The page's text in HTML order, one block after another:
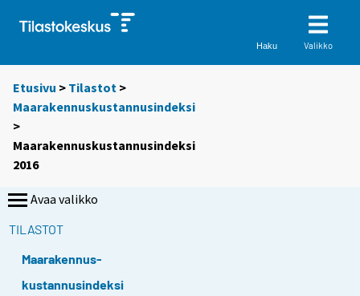
Haku Valikko
Etusivu > Tilastot >
Maarakennuskustannusindeksi
>
Maarakennuskustannusindeksi
2016
Avaa valikko
TILASTOT
Maarakennus-
kustannusindeksi